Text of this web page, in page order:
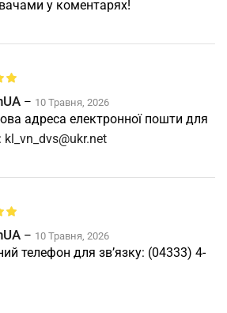
у коментарях!
– 10 Травня, 2026
адреса електронної пошти для
kl_vn_dvs@ukr.net
– 10 Травня, 2026
телефон для зв’язку: (04333) 4-